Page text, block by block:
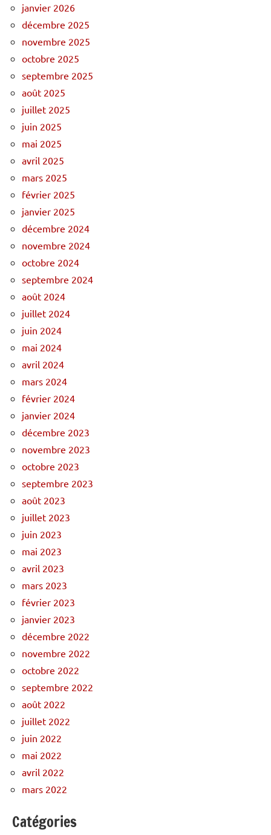
janvier 2026
décembre 2025
novembre 2025
octobre 2025
septembre 2025
août 2025
juillet 2025
juin 2025
mai 2025
avril 2025
mars 2025
février 2025
janvier 2025
décembre 2024
novembre 2024
octobre 2024
septembre 2024
août 2024
juillet 2024
juin 2024
mai 2024
avril 2024
mars 2024
février 2024
janvier 2024
décembre 2023
novembre 2023
octobre 2023
septembre 2023
août 2023
juillet 2023
juin 2023
mai 2023
avril 2023
mars 2023
février 2023
janvier 2023
décembre 2022
novembre 2022
octobre 2022
septembre 2022
août 2022
juillet 2022
juin 2022
mai 2022
avril 2022
mars 2022
Catégories